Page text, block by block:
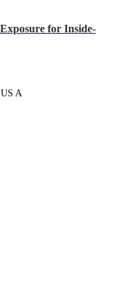
for Inside-
A